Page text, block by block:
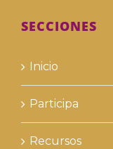
SECCIONES
Inicio
Participa
Recursos